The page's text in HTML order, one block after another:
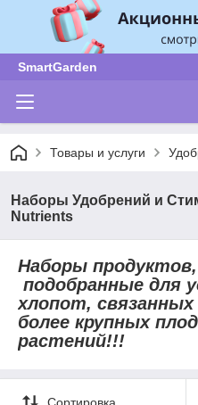
SmartGarden
Товары и услуги
Наборы Удобрений и
Nutrients
Наборы
подобранные для
хлопот,
более крупных
растений!!!
Сортировка